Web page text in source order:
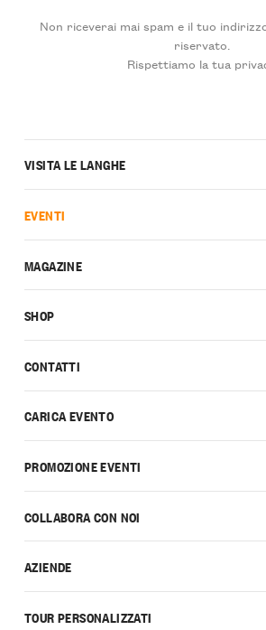
Non riceverai mai spam e il tuo
riservato.
Rispettiamo la tua
CONTATTI
CARICA EVENTO
PROMOZIONE EVENTI
COLLABORA CON NOI
AZIENDE
TOUR PERSONALIZZATI
VISITA LE LANGHE
EVENTI
MAGAZINE
SHOP